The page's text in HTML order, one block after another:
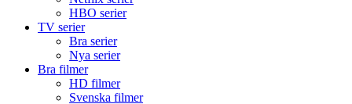
HBO serier
TV serier
Bra serier
Nya serier
Bra filmer
HD filmer
Svenska filmer